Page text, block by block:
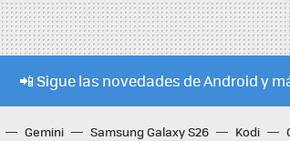
📲 Sigue las novedades de Android y
Gemini Samsung Galaxy S26 Kodi